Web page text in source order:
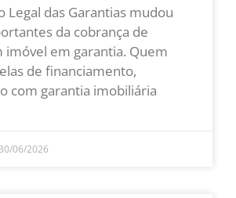
Legal das Garantias mudou
da cobrança de
imóvel em garantia. Quem
de financiamento,
com garantia imobiliária
30/06/2026